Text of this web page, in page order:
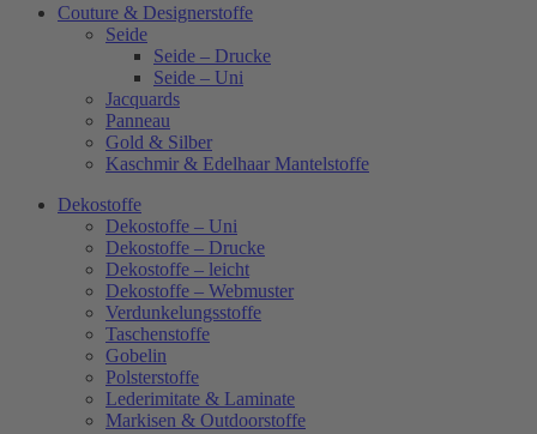
Couture & Designerstoffe
Seide
Seide – Drucke
Seide – Uni
Jacquards
Panneau
Gold & Silber
Kaschmir & Edelhaar Mantelstoffe
Dekostoffe
Dekostoffe – Uni
Dekostoffe – Drucke
Dekostoffe – leicht
Dekostoffe – Webmuster
Verdunkelungsstoffe
Taschenstoffe
Gobelin
Polsterstoffe
Lederimitate & Laminate
Markisen & Outdoorstoffe